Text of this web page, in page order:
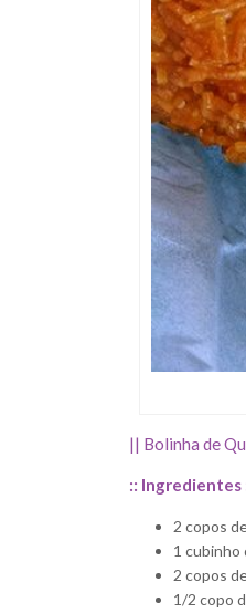
|| Bolinha de
:: Ingredientes
2 copos
1 cubinho
2 copos
1/2 copo